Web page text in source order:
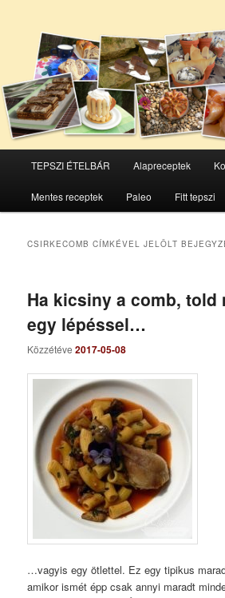
Tovább
az
Tovább
a
TEPSZI ÉTELBÁR Alapreceptek
Mentes receptek Paleo Fitt tepszi
CSIRKECOMB CÍMKÉVEL JELÖLT
Ha kicsiny a comb, told
egy lépéssel…
Közzétéve2017-05-08
…vagyis egy ötlettel. Ez egy tipikus
amikor ismét épp csak annyi maradt